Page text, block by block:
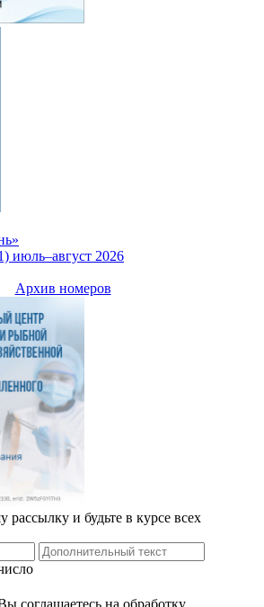
июль–август 2026
Архив номеров
и будьте в курсе всех
соглашаетесь на обработку